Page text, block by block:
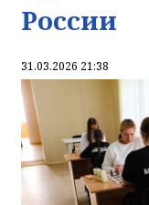
России
31.03.2026 21:38